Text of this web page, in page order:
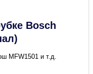
Bosch
MFW1501 и т.д.